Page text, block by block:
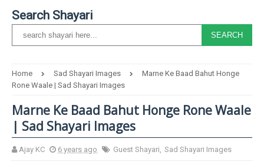
Search Shayari
Home Sad Shayari Images
Marne Ke Baad Bahut Honge
Rone Waale | Sad Shayari Images
Marne Ke Baad Bahut Honge Rone Waale
| Sad Shayari Images
Ajay KC 6 years ago Guest Shayari, Sad Shayari Images